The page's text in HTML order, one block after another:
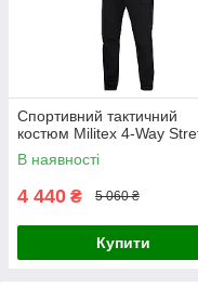
Спортивний тактичний
костюм Militex 4-Way
В наявності
4 440 ₴ 5 060 ₴
Купити